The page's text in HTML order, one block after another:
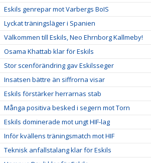
Eskils genrepar mot Varbergs BoIS
Lyckat träningsläger i Spanien
Välkommen till Eskils, Neo Ehrnborg Kallmeby!
Osama Khattab klar för Eskils
Stor scenförändring gav Eskilsseger
Insatsen bättre än siffrorna visar
Eskils förstärker herrarnas stab
Många positiva besked i segern mot Torn
Eskils dominerade mot ungt HIF-lag
Inför kvällens träningsmatch mot HIF
Teknisk anfallstalang klar för Eskils